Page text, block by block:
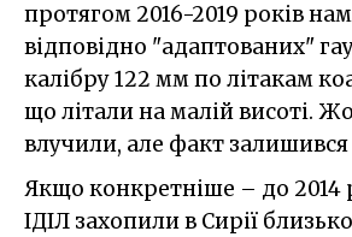
протягом 2016-2019 років
відповідно "адаптованих"
калібру 122 мм по літакам
що літали на малій висоті.
влучили, але факт залишився
Якщо конкретніше – до 2014
ІДІЛ захопили в Сирії